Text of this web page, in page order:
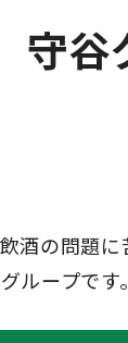
守谷
酒の問題に
ループです。